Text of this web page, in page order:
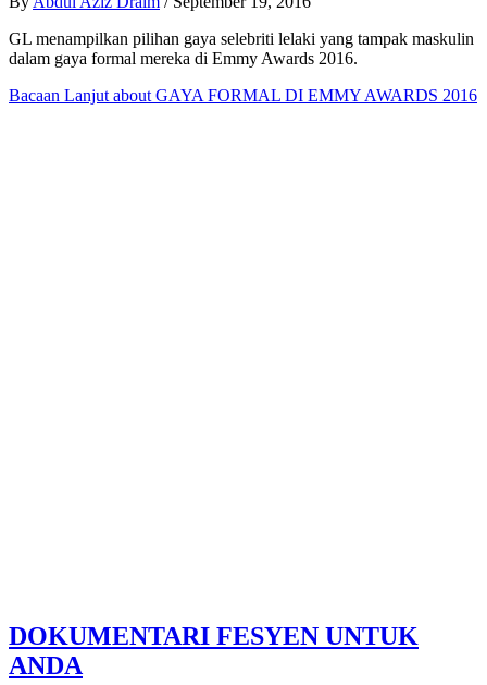
GL menampilkan pilihan gaya selebriti lelaki yang tampak maskulin
dalam gaya formal mereka di Emmy Awards 2016.
Bacaan Lanjut about GAYA FORMAL DI EMMY AWARDS 2016
DOKUMENTARI FESYEN UNTUK
ANDA